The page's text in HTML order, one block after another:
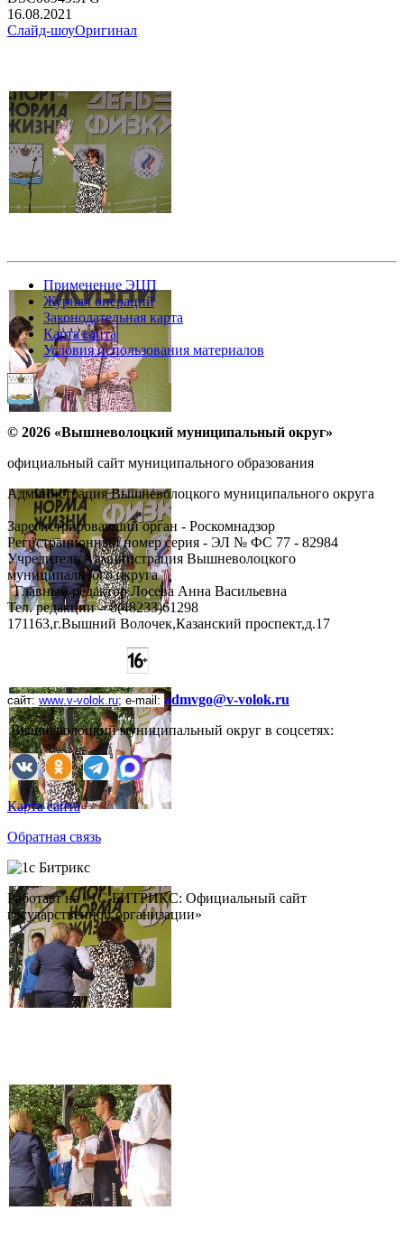
16.08.2021
Слайд-шоуОригинал
Применение ЭЦП
Журнал операций
Законодательная карта
Карта сайта
Условия использования материалов
© 2026 «Вышневолоцкий муниципальный округ»
официальный сайт муниципального образования
Администрация Вышневолоцкого муниципального округа
Зарегистрировавший орган - Роскомнадзор
Регистрационный номер серия - ЭЛ № ФС 77 - 82984
Учредитель Администрация Вышневолоцкого
муниципального округа
Главный редактор Лосева Анна Васильевна
Тел. редакции - ‎8(48233)61298
171163,г.Вышний Волочек,Казанский проспект,д.17
сайт: www.v-volok.ru; e-mail : admvgo@v-volok.ru
Вышневолоцкий муниципальный округ в соцсетях:
Карта сайта
Обратная связь
Работает на «1С-БИТРИКС: Официальный сайт
государственной организации»